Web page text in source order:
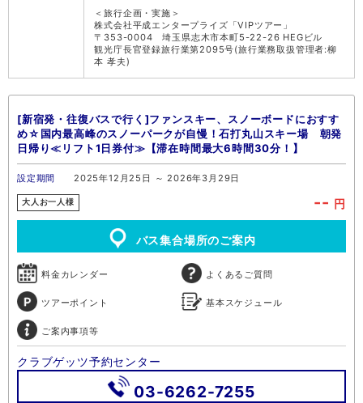
＜旅行企画・実施＞
株式会社平成エンタープライズ「VIPツアー」
〒353-0004 埼玉県志木市本町5-22-26 HEGビル
観光庁長官登録旅行業第2095号(旅行業務取扱管理者:柳
本 孝夫)
[新宿発・往復バスで行く]ファンスキー、スノーボードにおすす
め☆国内最高峰のスノーパークが自慢！石打丸山スキー場 朝発
日帰り≪リフト1日券付≫【滞在時間最大6時間30分！】
設定期間 2025年12月25日 ～ 2026年3月29日
大人お一人様 -- 円
バス集合場所のご案内
料金カレンダー よくあるご質問
ツアーポイント 基本スケジュール
ご案内事項等
クラブゲッツ予約センター
03-6262-7255